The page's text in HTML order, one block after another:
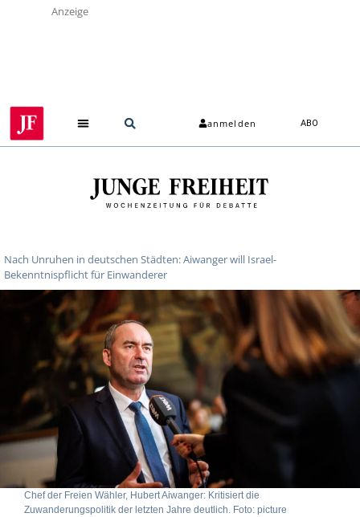
Anzeige
anmelden ABO
Nach Unruhen in deutschen Städten: Aiwanger will Israel-
Bekenntnispflicht für Einwanderer
Chef der Freien Wähler, Hubert Aiwanger: Kritisiert die
Zuwanderungspolitik der letzten Jahre deutlich. Foto: picture